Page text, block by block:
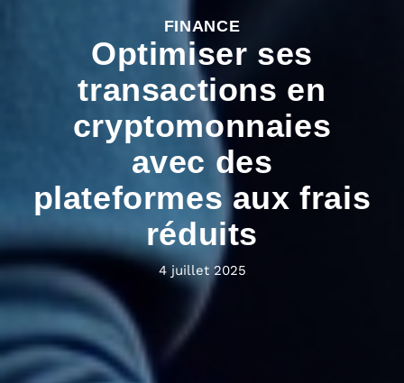
FINANCE
Optimiser ses
transactions en
cryptomonnaies
avec des
plateformes aux frais
réduits
4 juillet 2025